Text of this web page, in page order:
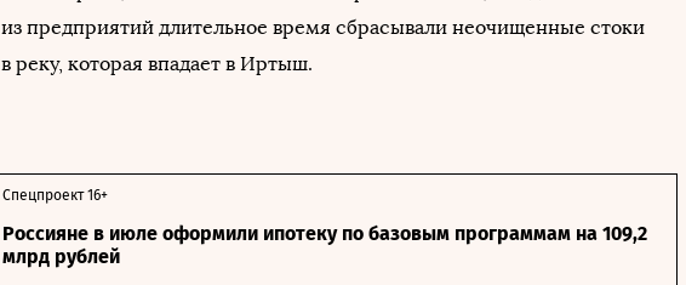
из предприятий длительное время сбрасывали неочищенные стоки
в реку, которая впадает в Иртыш.
Россияне в июле оформили ипотеку по базовым программам на 109,2
млрд рублей
Спецпроект 16+